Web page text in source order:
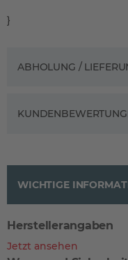
}
ABHOLUNG /
WICHTIGE
Herstellerangaben
Jetzt ansehen